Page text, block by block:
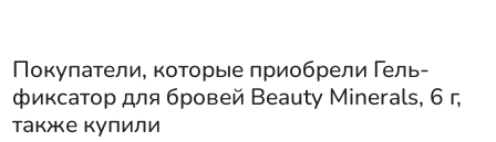
Покупатели, которые приобрели Гель-
фиксатор для бровей Beauty Minerals, 6 г,
также купили